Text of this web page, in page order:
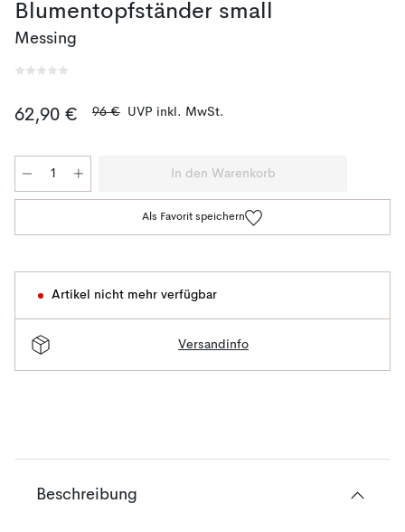
Blumentopfständer small
Messing
62,90 € 96 € UVP inkl. MwSt.
In den Warenkorb
Als Favorit speichern
Artikel nicht mehr verfügbar
Versandinfo
Beschreibung